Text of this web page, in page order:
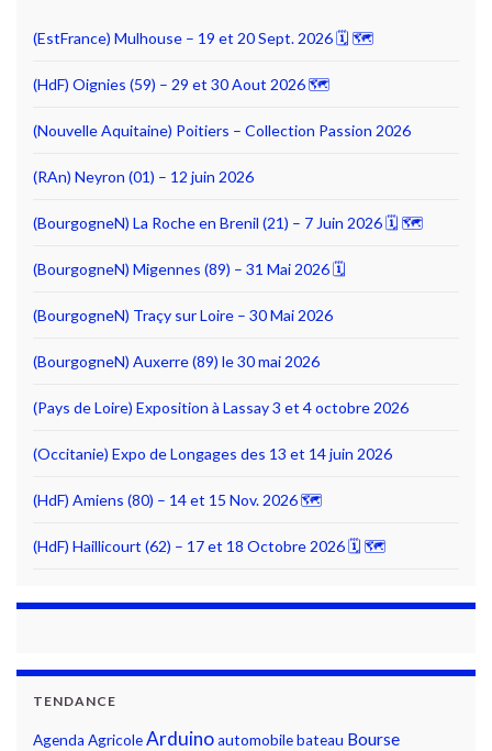
(EstFrance) Mulhouse – 19 et 20 Sept. 2026 🗓 🗺
(HdF) Oignies (59) – 29 et 30 Aout 2026 🗺
(Nouvelle Aquitaine) Poitiers – Collection Passion 2026
(RAn) Neyron (01) – 12 juin 2026
(BourgogneN) La Roche en Brenil (21) – 7 Juin 2026 🗓 🗺
(BourgogneN) Migennes (89) – 31 Mai 2026 🗓
(BourgogneN) Traçy sur Loire – 30 Mai 2026
(BourgogneN) Auxerre (89) le 30 mai 2026
(Pays de Loire) Exposition à Lassay 3 et 4 octobre 2026
(Occitanie) Expo de Longages des 13 et 14 juin 2026
(HdF) Amiens (80) – 14 et 15 Nov. 2026 🗺
(HdF) Haillicourt (62) – 17 et 18 Octobre 2026 🗓 🗺
TENDANCE
Agenda AgricoleArduinoautomobilebateau Bourse